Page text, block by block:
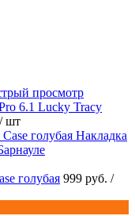
просмотр
6.1 Lucky Tracy
/ шт
голубая 999 руб. /